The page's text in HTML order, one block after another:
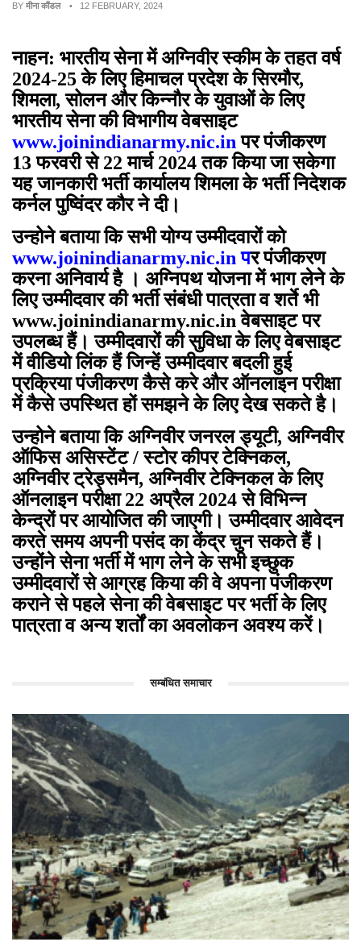
BY मीना कौंडल • 12 FEBRUARY, 2024
नाहन: भारतीय सेना में अग्निवीर स्कीम के तहत वर्ष
2024-25 के लिए हिमाचल प्रदेश के सिरमौर,
शिमला, सोलन और किन्नौर के युवाओं के लिए
भारतीय सेना की विभागीय वेबसाइट
www.joinindianarmy.nic.inपर पंजीकरण
13 फरवरी से 22 मार्च 2024 तक किया जा सकेगा
यह जानकारी भर्ती कार्यालय शिमला के भर्ती निदेशक
कर्नल पुष्विंदर कौर ने दी।
उन्होने बताया कि सभी योग्य उम्मीदवारों को
www.joinindianarmy.nic.inपर पंजीकरण
करना अनिवार्य है । अग्निपथ योजना में भाग लेने के
लिए उम्मीदवार की भर्ती संबंधी पात्रता व शर्ते भी
www.joinindianarmy.nic.inवेबसाइट पर
उपलब्ध हैं। उम्मीदवारों की सुविधा के लिए वेबसाइट
में वीडियो लिंक हैं जिन्हें उम्मीदवार बदली हुई
प्रक्रिया पंजीकरण कैसे करे और ऑनलाइन परीक्षा
में कैसे उपस्थित हों समझने के लिए देख सकते है।
उन्होने बताया कि अग्निवीर जनरल ड्यूटी, अग्निवीर
ऑफिस असिस्टेंट / स्टोर कीपर टेक्निकल,
अग्निवीर ट्रेड्समैन, अग्निवीर टेक्निकल के लिए
ऑनलाइन परीक्षा 22 अप्रैल 2024 से विभिन्न
केन्द्रों पर आयोजित की जाएगी। उम्मीदवार आवेदन
करते समय अपनी पसंद का केंद्र चुन सकते हैं।
उन्होंने सेना भर्ती में भाग लेने के सभी इच्छुक
उम्मीदवारों से आग्रह किया की वे अपना पंजीकरण
कराने से पहले सेना की वेबसाइट पर भर्ती के लिए
पात्रता व अन्य शर्तों का अवलोकन अवश्य करें।
सम्बंधित समाचार